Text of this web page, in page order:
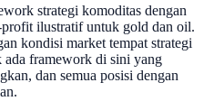
strategi komoditas dengan
ilustratif untuk gold dan oil.
kondisi market tempat strategi
ada framework di sini yang
dan semua posisi dengan